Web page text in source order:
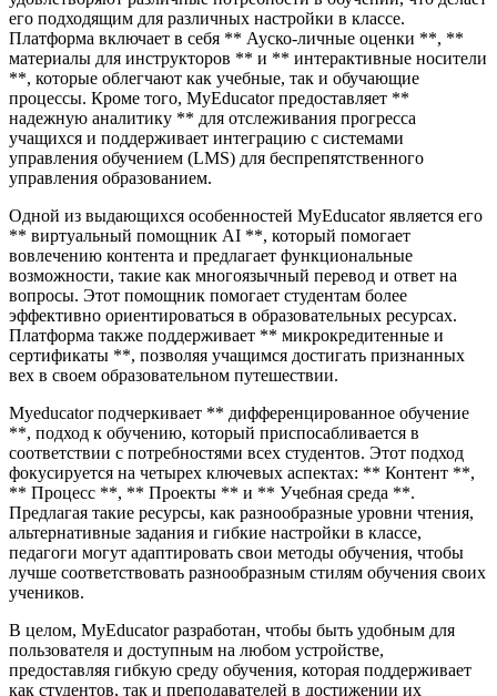
его подходящим для различных настройки в классе.
Платформа включает в себя ** Ауско-личные оценки **, **
материалы для инструкторов ** и ** интерактивные носители
**, которые облегчают как учебные, так и обучающие
процессы. Кроме того, MyEducator предоставляет **
надежную аналитику ** для отслеживания прогресса
учащихся и поддерживает интеграцию с системами
управления обучением (LMS) для беспрепятственного
управления образованием.
Одной из выдающихся особенностей MyEducator является его
** виртуальный помощник AI **, который помогает
вовлечению контента и предлагает функциональные
возможности, такие как многоязычный перевод и ответ на
вопросы. Этот помощник помогает студентам более
эффективно ориентироваться в образовательных ресурсах.
Платформа также поддерживает ** микрокредитенные и
сертификаты **, позволяя учащимся достигать признанных
вех в своем образовательном путешествии.
Myeducator подчеркивает ** дифференцированное обучение
**, подход к обучению, который приспосабливается в
соответствии с потребностями всех студентов. Этот подход
фокусируется на четырех ключевых аспектах: ** Контент **,
** Процесс **, ** Проекты ** и ** Учебная среда **.
Предлагая такие ресурсы, как разнообразные уровни чтения,
альтернативные задания и гибкие настройки в классе,
педагоги могут адаптировать свои методы обучения, чтобы
лучше соответствовать разнообразным стилям обучения своих
учеников.
В целом, MyEducator разработан, чтобы быть удобным для
пользователя и доступным на любом устройстве,
предоставляя гибкую среду обучения, которая поддерживает
как студентов, так и преподавателей в достижении их